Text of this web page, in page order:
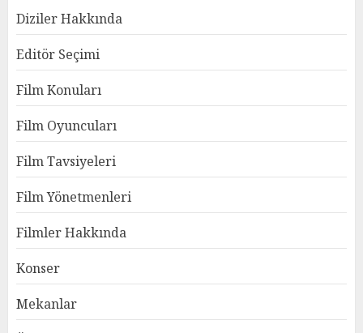
Diziler Hakkında
Editör Seçimi
Film Konuları
Film Oyuncuları
Film Tavsiyeleri
Film Yönetmenleri
Filmler Hakkında
Konser
Mekanlar